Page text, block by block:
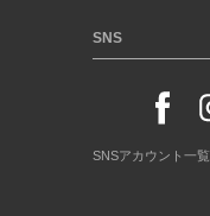
SNS
SNSアカウント一覧